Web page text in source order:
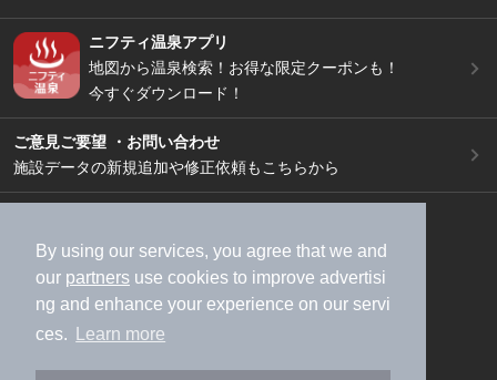
By using our services, you agree that we and
our partners use cookies to improve advertisi
ng and enhance your experience on our servi
ces.
Learn more
ニフティ温泉アプリ
地図から温泉検索！お得な限定クーポンも！
今すぐダウンロード！
ご意見ご要望 ・お問い合わせ
施設データの新規追加や修正依頼もこちらから
加盟店募集（資料請求）
広告出稿のご案内
利用規約
ライフスタイルMEMBERS+規約
特定商取引法に基づく表記
ヘルプ
採用情報
運営会社